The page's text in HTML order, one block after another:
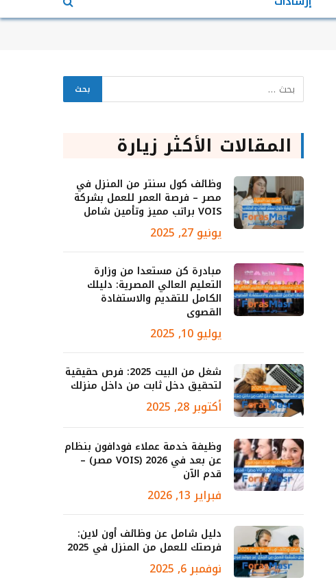
المقالات الأكثر زيارة
وظائف كول سنتر من المنزل في
مصر – فرصة العمر للعمل بشركة
VOIS براتب مميز وتأمين شامل
يونيو 27, 2025
مبادرة كن مستعدا من وزارة
التعليم العالي المصرية: دليلك
الكامل للتقديم والاستفادة
القصوى
يوليو 10, 2025
شغل من البيت 2025: فرص حقيقية
لتحقيق دخل ثابت من داخل منزلك
أكتوبر 28, 2025
وظيفة خدمة عملاء فودافون بنظام
عن بعد في 2026 (VOIS مصر) –
قدم الآن
فبراير 13, 2026
دليل شامل عن وظائف أون لاين:
فرصتك للعمل من المنزل في 2025
نوفمبر 6, 2025